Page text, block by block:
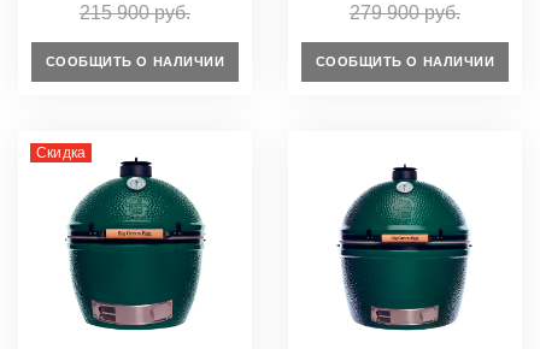
215 900 руб.
СООБЩИТЬ О НАЛИЧИИ
279 900 руб.
СООБЩИТЬ О НАЛИЧИИ
Скидка